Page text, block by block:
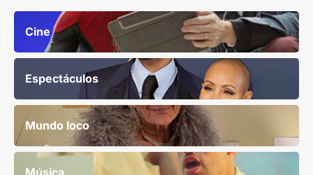
Cine
Espectáculos
Mundo loco
Música